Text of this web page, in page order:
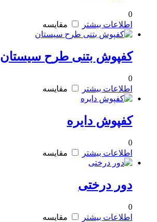
0
اطلاعات بیشتر
مقایسه
کفپوش بتنی طرح سیستان
0
اطلاعات بیشتر
مقایسه
کفپوش دایره
0
اطلاعات بیشتر
مقایسه
دور درختی
0
اطلاعات بیشتر
مقایسه